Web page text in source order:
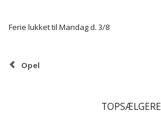
Ferie lukket til Mandag d. 3/8
Opel
TOPSÆLGERE